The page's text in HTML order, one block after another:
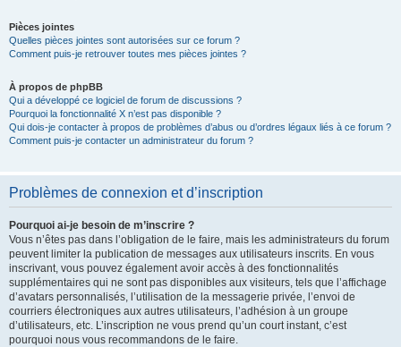
Pièces jointes
Quelles pièces jointes sont autorisées sur ce forum ?
Comment puis-je retrouver toutes mes pièces jointes ?
À propos de phpBB
Qui a développé ce logiciel de forum de discussions ?
Pourquoi la fonctionnalité X n’est pas disponible ?
Qui dois-je contacter à propos de problèmes d’abus ou d’ordres légaux liés à ce forum ?
Comment puis-je contacter un administrateur du forum ?
Problèmes de connexion et d’inscription
Pourquoi ai-je besoin de m’inscrire ?
Vous n’êtes pas dans l’obligation de le faire, mais les administrateurs du forum
peuvent limiter la publication de messages aux utilisateurs inscrits. En vous
inscrivant, vous pouvez également avoir accès à des fonctionnalités
supplémentaires qui ne sont pas disponibles aux visiteurs, tels que l’affichage
d’avatars personnalisés, l’utilisation de la messagerie privée, l’envoi de
courriers électroniques aux autres utilisateurs, l’adhésion à un groupe
d’utilisateurs, etc. L’inscription ne vous prend qu’un court instant, c’est
pourquoi nous vous recommandons de le faire.